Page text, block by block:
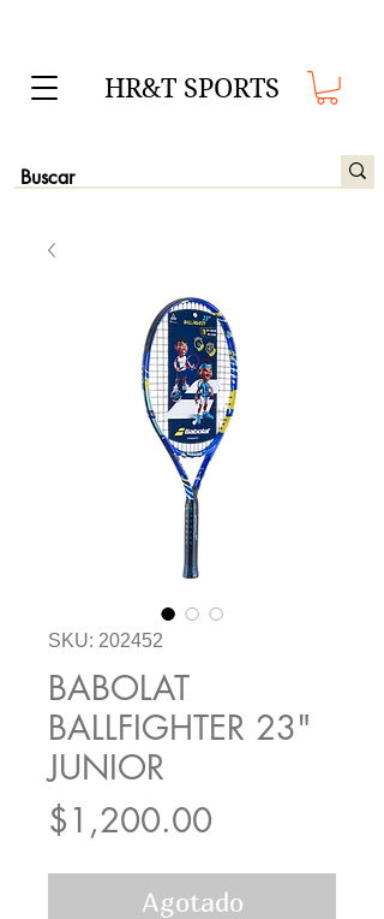
HR&T SPORTS
SKU: 202452
BABOLAT
BALLFIGHTER 23"
JUNIOR
$1,200.00
Agotado